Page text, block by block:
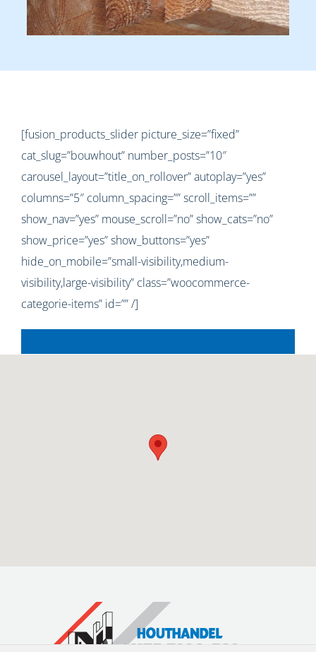
[fusion_products_slider picture_size=”fixed”
cat_slug=”bouwhout” number_posts=”10″
carousel_layout=”title_on_rollover” autoplay=”yes”
columns=”5″ column_spacing=”” scroll_items=””
show_nav=”yes” mouse_scroll=”no” show_cats=”no”
show_price=”yes” show_buttons=”yes”
hide_on_mobile=”small-visibility,medium-
visibility,large-visibility” class=”woocommerce-
categorie-items” id=”” /]